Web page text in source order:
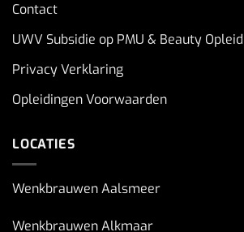
Contact
UWV Subsidie op PMU & Beauty
Privacy Verklaring
Opleidingen Voorwaarden
LOCATIES
Wenkbrauwen Aalsmeer
Wenkbrauwen Alkmaar